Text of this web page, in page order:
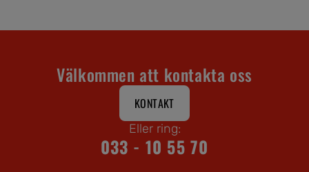
Välkommen att kontakta oss
KONTAKT
Eller ring:
033 - 10 55 70